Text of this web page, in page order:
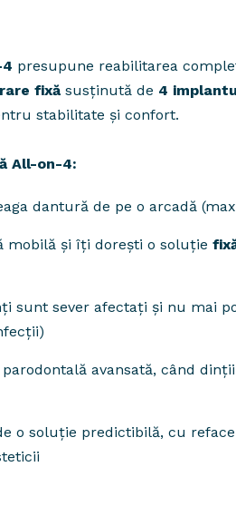
presupune reabilitarea
fixă susținută de 4
stabilitate și confort.
All-on-4:
dantură de pe o arcadă
mobilă și îți dorești o soluție
sunt sever afectați și nu mai
avansată, când
o soluție predictibilă, cu